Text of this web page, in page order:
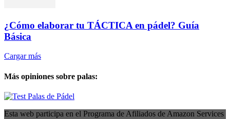
¿Cómo elaborar tu TÁCTICA en pádel? Guía
Básica
Cargar más
Más opiniones sobre palas:
Esta web participa en el Programa de Afiliados de Amazon Services